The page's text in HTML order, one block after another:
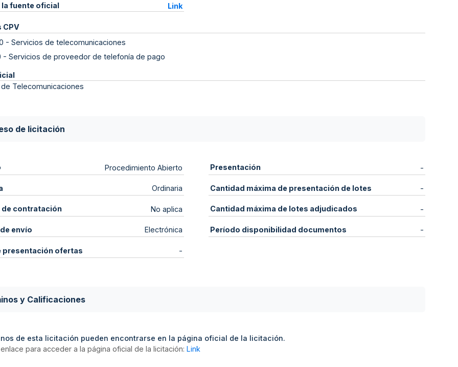
la fuente oficial Link
CPV
- Servicios de telecomunicaciones
- Servicios de proveedor de telefonía de pago
Telecomunicaciones
de licitación
Procedimiento Abierto
Ordinaria
de contratación No aplica
envío Electrónica
presentación ofertas -
Presentación -
Cantidad máxima de presentación de lotes -
Cantidad máxima de lotes adjudicados -
Período disponibilidad documentos -
y Calificaciones
de esta licitación pueden encontrarse en la página oficial de la licitación.
para acceder a la página oficial de la licitación: Link